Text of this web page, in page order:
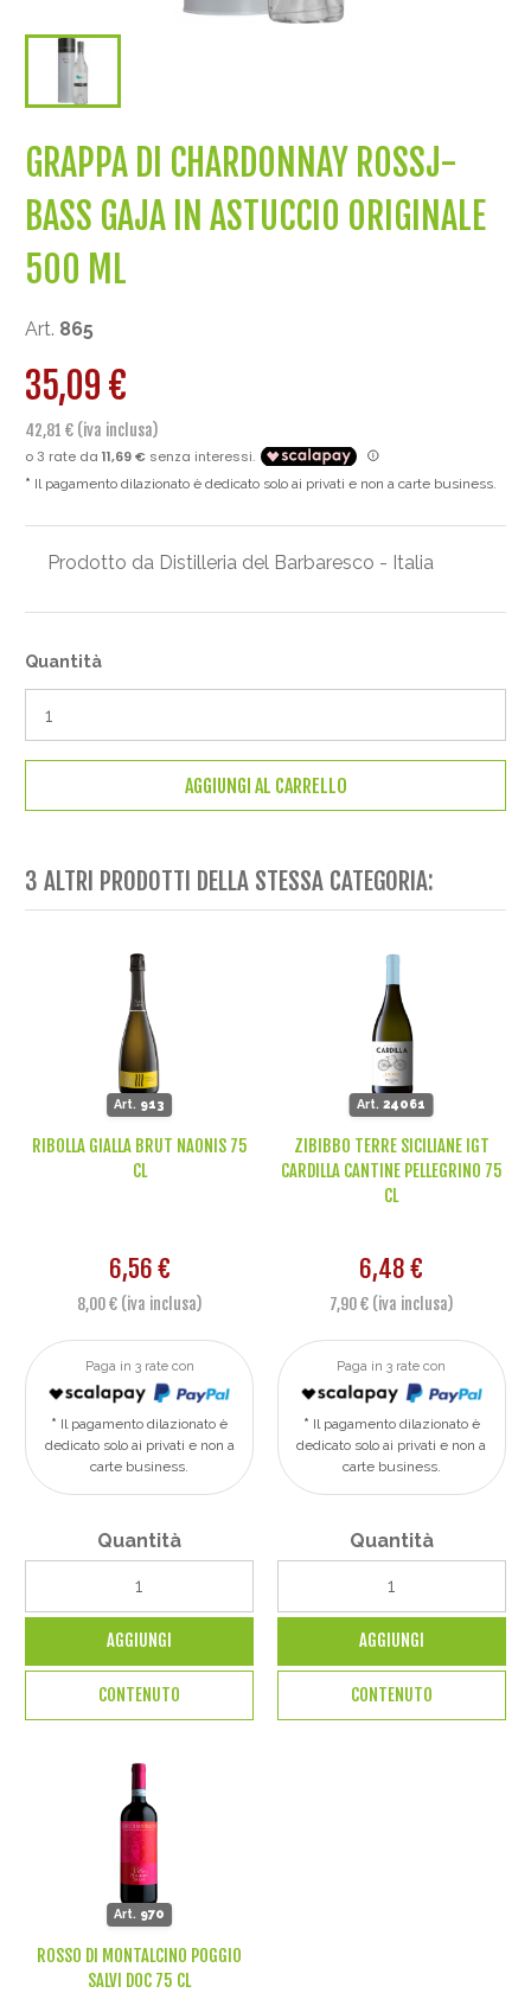
GRAPPA DI CHARDONNAY ROSSJ-
BASS GAJA IN ASTUCCIO ORIGINALE
500 ML
Art. 865
35,09 €
42,81 € (iva inclusa)
Il pagamento dilazionato è dedicato solo ai privati e non a carte business.
Prodotto da Distilleria del Barbaresco - Italia
Quantità
AGGIUNGI AL CARRELLO
3 ALTRI PRODOTTI DELLA STESSA CATEGORIA:
Art. 913
RIBOLLA GIALLA BRUT NAONIS 75
CL
6,56 €
8,00 € (iva inclusa)
Paga in 3 rate con
Il pagamento dilazionato è
dedicato solo ai privati e non a
carte business.
Quantità
AGGIUNGI
CONTENUTO
Art.24061
ZIBIBBO TERRE SICILIANE IGT
CARDILLA CANTINE PELLEGRINO 75
CL
6,48 €
7,90 € (iva inclusa)
Paga in 3 rate con
Il pagamento dilazionato è
dedicato solo ai privati e non a
carte business.
Quantità
AGGIUNGI
CONTENUTO
Art. 970
ROSSO DI MONTALCINO POGGIO
SALVI DOC 75 CL